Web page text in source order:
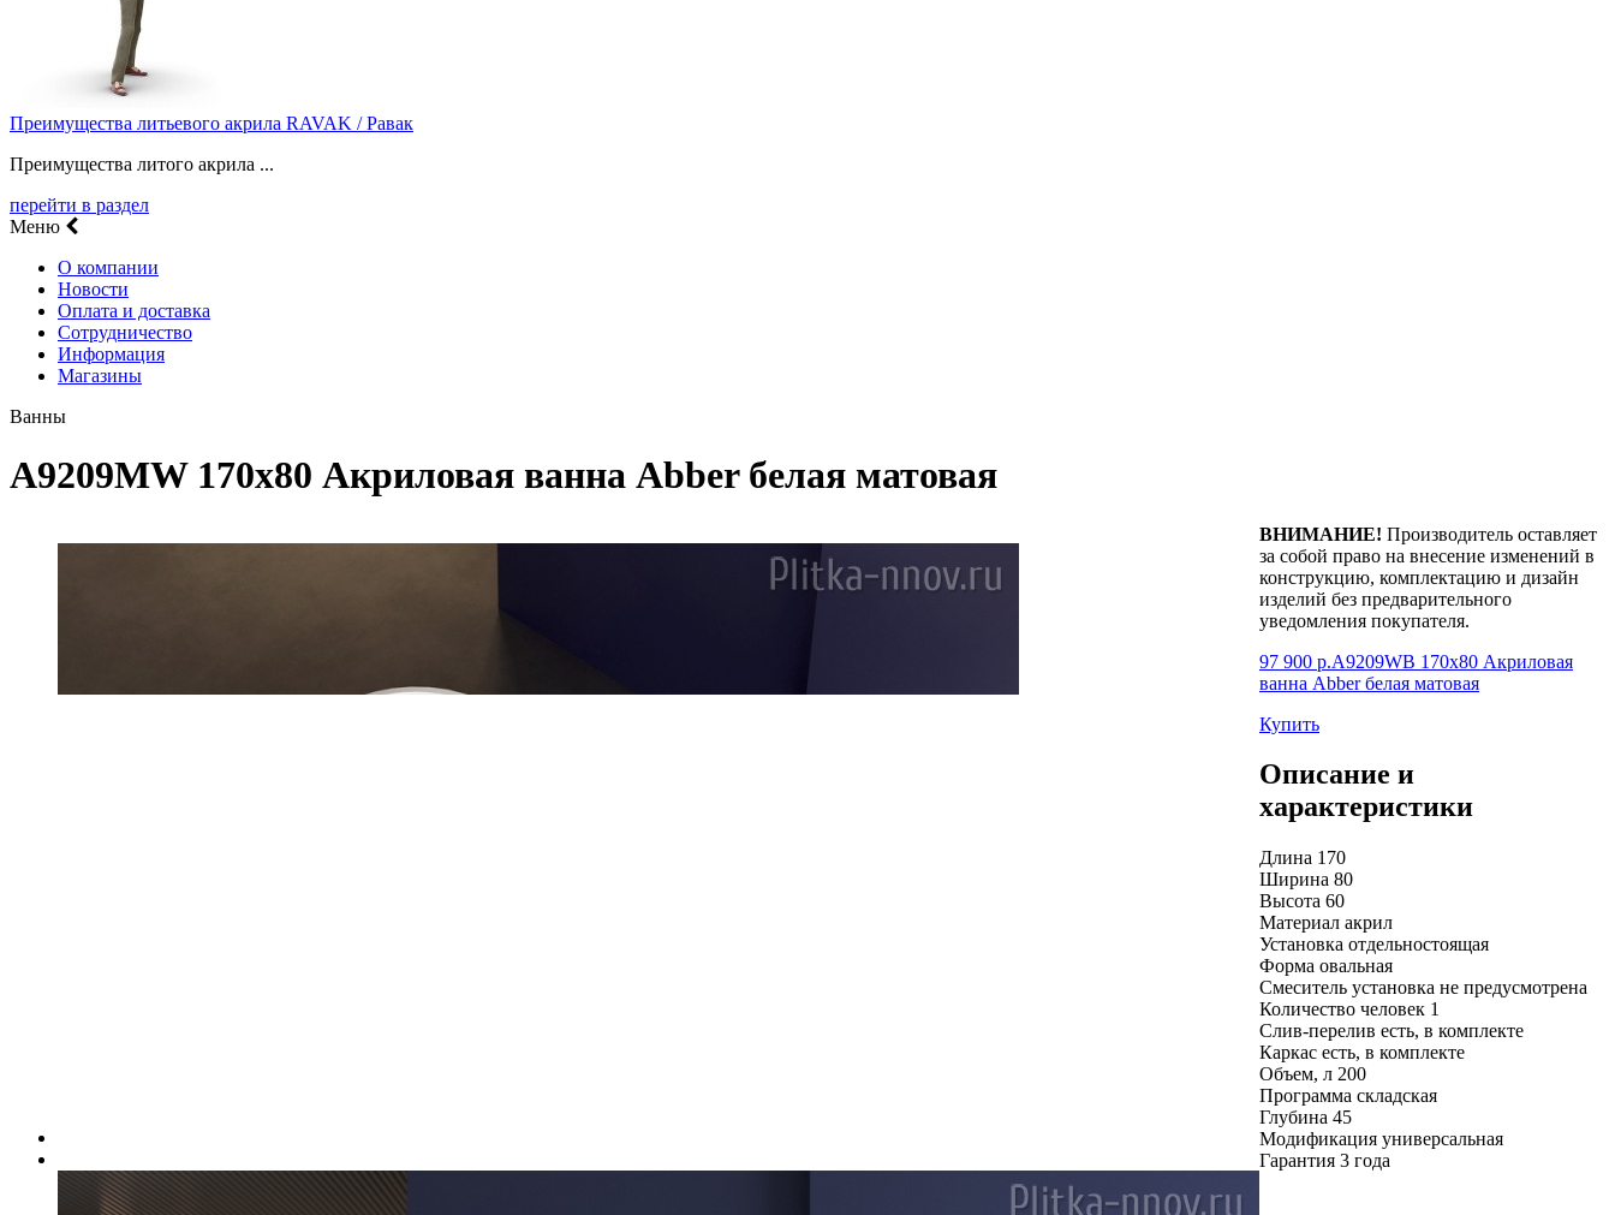
Преимущества литьевого акрила RAVAK / Равак
Преимущества литого акрила ...
перейти в раздел
Меню
О компании
Новости
Оплата и доставка
Сотрудничество
Информация
Магазины
Ванны
A9209MW 170х80 Акриловая ванна Abber белая матовая
ВНИМАНИЕ! Производитель оставляет
за собой право на внесение изменений в
конструкцию, комплектацию и дизайн
изделий без предварительного
уведомления покупателя.
97 900 р.A9209WB 170х80 Акриловая
ванна Abber белая матовая
Купить
Описание и
характеристики
Длина 170
Ширина 80
Высота 60
Материал акрил
Установка отдельностоящая
Форма овальная
Смеситель установка не предусмотрена
Количество человек 1
Слив-перелив есть, в комплекте
Каркас есть, в комплекте
Объем, л 200
Программа складская
Глубина 45
Модификация универсальная
Гарантия 3 года